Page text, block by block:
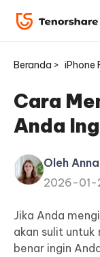
untuk
iOS
Tenorshare
PDNob
Beranda > iPhone
Cara
Anda
Oleh
2026-01-
Jika Anda
akan sulit untuk
benar ingin